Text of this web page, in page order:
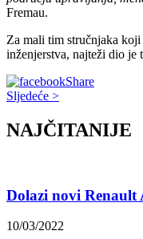
Fremau.
Za mali tim stručnjaka
inženjerstva, najteži dio je
Share
Sljedeće >
NAJČITANIJE
Dolazi novi Renault
10/03/2022